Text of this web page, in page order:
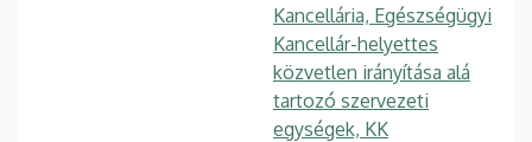
Kancellária, Egészségügyi
Kancellár-helyettes
közvetlen irányítása alá
tartozó szervezeti
egységek, KK